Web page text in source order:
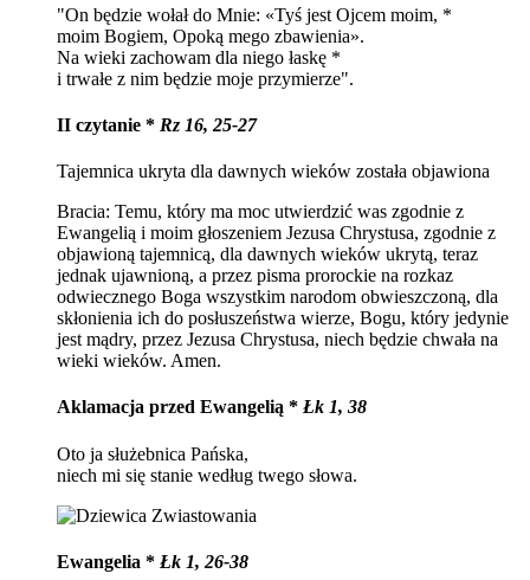
"On będzie wołał do Mnie: «Tyś jest Ojcem moim, *
moim Bogiem, Opoką mego zbawienia».
Na wieki zachowam dla niego łaskę *
i trwałe z nim będzie moje przymierze".
II czytanie * Rz 16, 25-27
Tajemnica ukryta dla dawnych wieków została objawiona
Bracia: Temu, który ma moc utwierdzić was zgodnie z
Ewangelią i moim głoszeniem Jezusa Chrystusa, zgodnie z
objawioną tajemnicą, dla dawnych wieków ukrytą, teraz
jednak ujawnioną, a przez pisma prorockie na rozkaz
odwiecznego Boga wszystkim narodom obwieszczoną, dla
skłonienia ich do posłuszeństwa wierze, Bogu, który jedynie
jest mądry, przez Jezusa Chrystusa, niech będzie chwała na
wieki wieków. Amen.
Aklamacja przed Ewangelią * Łk 1, 38
Oto ja służebnica Pańska,
niech mi się stanie według twego słowa.
Ewangelia * Łk 1, 26-38